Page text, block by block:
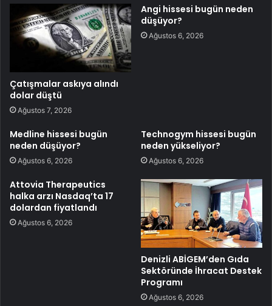
Çatışmalar askıya alındı
dolar düştü
Ağustos 7, 2026
Angi hissesi bugün neden
düşüyor?
Ağustos 6, 2026
Medline hissesi bugün
neden düşüyor?
Ağustos 6, 2026
Technogym hissesi bugün
neden yükseliyor?
Ağustos 6, 2026
Attovia Therapeutics
halka arzı Nasdaq’ta 17
dolardan fiyatlandı
Ağustos 6, 2026
Denizli ABİGEM’den Gıda
Sektöründe İhracat Destek
Programı
Ağustos 6, 2026